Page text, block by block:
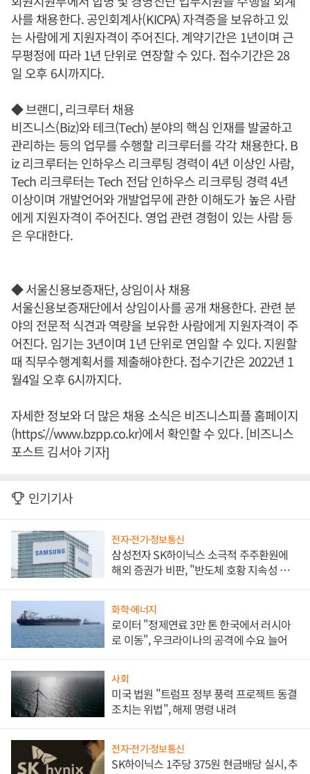
사를 채용한다. 공인회계사(KICPA) 자격증을 보유하고 있
는 사람에게 지원자격이 주어진다. 계약기간은 1년이며 근
무평정에 따라 1년 단위로 연장할 수 있다. 접수기간은 28
일 오후 6시까지다.
◆ 브랜디, 리크루터 채용
비즈니스(Biz)와 테크(Tech) 분야의 핵심 인재를 발굴하고
관리하는 등의 업무를 수행할 리크루터를 각각 채용한다. B
iz 리크루터는 인하우스 리크루팅 경력이 4년 이상인 사람,
Tech 리크루터는 Tech 전담 인하우스 리크루팅 경력 4년
이상이며 개발언어와 개발업무에 관한 이해도가 높은 사람
에게 지원자격이 주어진다. 영업 관련 경험이 있는 사람 등
은 우대한다.
◆ 서울신용보증재단, 상임이사 채용
서울신용보증재단에서 상임이사를 공개 채용한다. 관련 분
야의 전문적 식견과 역량을 보유한 사람에게 지원자격이 주
어진다. 임기는 3년이며 1년 단위로 연임할 수 있다. 지원할
때 직무수행계획서를 제출해야한다. 접수기간은 2022년 1
월4일 오후 6시까지다.
자세한 정보와 더 많은 채용 소식은 비즈니스피플 홈페이지
(https://www.bzpp.co.kr)에서 확인할 수 있다. [비즈니스
포스트 김서아 기자]
인기기사
전자·전기·정보통신
삼성전자 SK하이닉스 소극적 주주환원에
해외 증권가 비판, "반도체 호황 지속성 의
화학·에너지
로이터 "정제연료 3만 톤 한국에서 러시아
로 이동", 우크라이나의 공격에 수요 늘어
사회
미국 법원 "트럼프 정부 풍력 프로젝트 동결
조치는 위법", 해제 명령 내려
전자·전기·정보통신
SK하이닉스 1주당 375원 현금배당 실시, 추